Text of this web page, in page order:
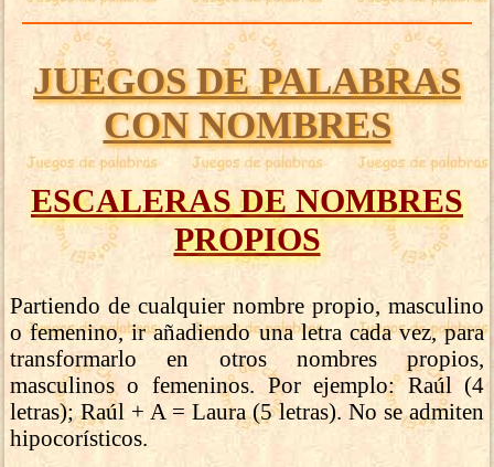
JUEGOS DE PALABRAS
CON NOMBRES
ESCALERAS DE NOMBRES
PROPIOS
Partiendo de cualquier nombre propio, masculino
o femenino, ir añadiendo una letra cada vez, para
transformarlo en otros nombres propios,
masculinos o femeninos. Por ejemplo: Raúl (4
letras); Raúl + A = Laura (5 letras). No se admiten
hipocorísticos.